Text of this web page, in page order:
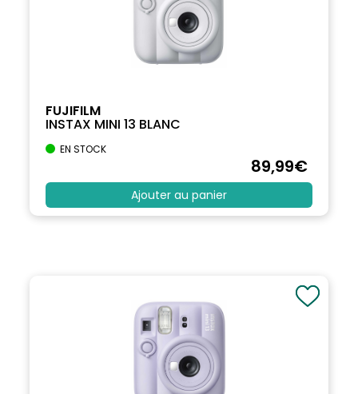
FUJIFILM
INSTAX MINI 13 BLANC
EN STOCK
89,99€
Ajouter au panier